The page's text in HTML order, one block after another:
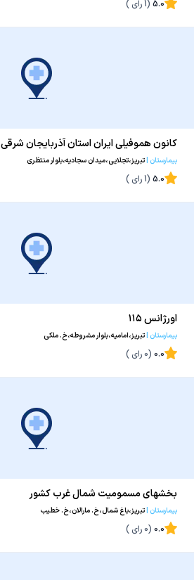
5.0
(
1رای )
کانون هموفیلی ایران استان آذربایجان شرقی
بیمارستان |تبریز،تجلایی،میدان سجادیه،بلوار منتظری
5.0
(
1رای )
اورژانس ۱۱۵
بیمارستان |تبریز،امامیه،بلوار مشروطه،خ. ملکی
0.0
(
0رای )
بخشهای مسمومیت شمال غرب کشور
بیمارستان |تبریز،باغ شمال،خ. مارالان،خ. خطیب
0.0
(
0رای )